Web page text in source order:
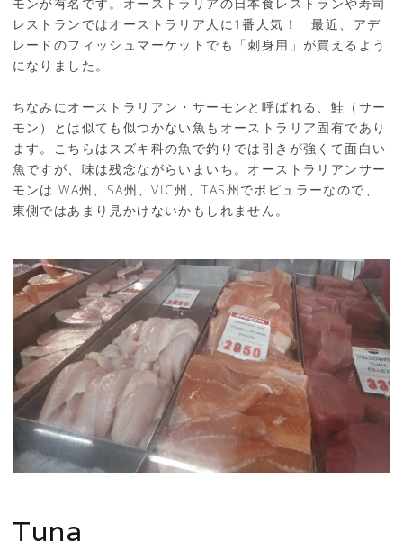
モンが有名です。オーストラリアの日本食レストランや寿司
レストランではオーストラリア人に1番人気！ 最近、アデ
レードのフィッシュマーケットでも「刺身用」が買えるよう
になりました。
ちなみにオーストラリアン・サーモンと呼ばれる、鮭（サー
モン）とは似ても似つかない魚もオーストラリア固有であり
ます。こちらはスズキ科の魚で釣りでは引きが強くて面白い
魚ですが、味は残念ながらいまいち。オーストラリアンサー
モンは WA州、SA州、VIC州、TAS州でポピュラーなので、
東側ではあまり見かけないかもしれません。
Tuna